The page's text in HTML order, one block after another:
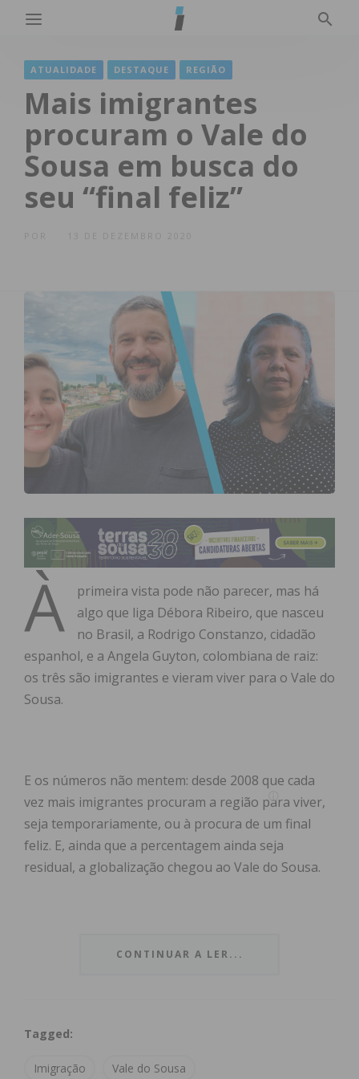
ATUALIDADE DESTAQUE REGIÃO
Mais imigrantes
procuram o Vale do
Sousa em busca do
seu “final feliz”
À
primeira vista pode não parecer, mas há
algo que liga Débora Ribeiro, que nasceu
no Brasil, a Rodrigo Constanzo, cidadão
espanhol, e a Angela Guyton, colombiana de raiz:
os três são imigrantes e vieram viver para o Vale do
Sousa.
E os números não mentem: desde 2008 que cada
vez mais imigrantes procuram a região para viver,
seja temporariamente, ou à procura de um final
feliz. E, ainda que a percentagem ainda seja
residual, a globalização chegou ao Vale do Sousa.
Segundo dados da base de dados PORDATA, em
significando que, em cada mil residentes,
CONTINUAR A LER...
Tagged:
Imigração Vale do Sousa